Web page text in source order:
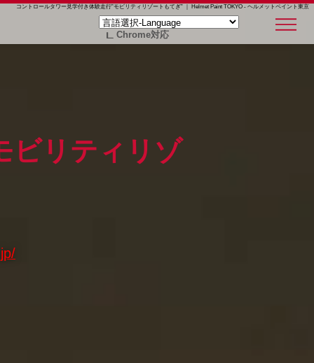
コントロールタワー見学付き体験走行”モビリティリゾートもてぎ” ｜ Helmet Paint TOKYO - ヘルメットペイント東京
Chrome対応
ビリティリゾ